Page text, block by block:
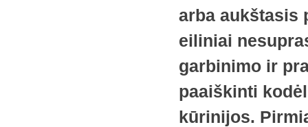
arba aukštasis
eiliniai
garbinimo ir
paaiškinti
kūrinijos.